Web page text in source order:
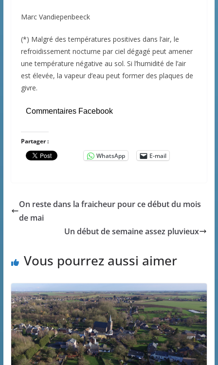
Marc Vandiepenbeeck
(*) Malgré des températures positives dans l’air, le
refroidissement nocturne par ciel dégagé peut amener
une température négative au sol. Si l’humidité de l’air
est élevée, la vapeur d’eau peut former des plaques de
givre.
Commentaires Facebook
Partager :
WhatsApp
E-mail
On reste dans la fraicheur pour ce début du mois
de mai
Un début de semaine assez pluvieux
Vous pourrez aussi aimer